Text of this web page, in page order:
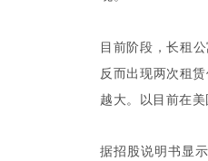
目前阶段，长租
反而出现两次租
越大。以目前在
据招股说明书显